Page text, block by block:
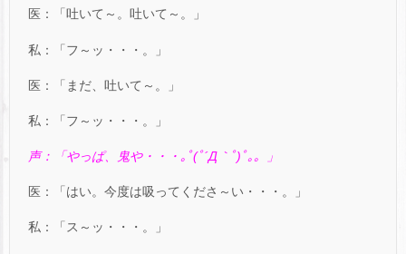
医：「吐いて～。吐いて～。」
私：「フ～ッ・・・。」
医：「まだ、吐いて～。」
私：「フ～ッ・・・。」
声：「やっぱ、鬼や・・・｡ﾟ(ﾟ´Д｀ﾟ)ﾟ｡。」
医：「はい。今度は吸ってくださ～い・・・。」
私：「ス～ッ・・・。」